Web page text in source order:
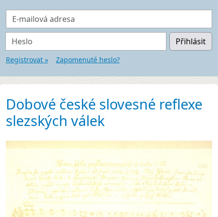
E-mailová adresa
Heslo Přihlásit
Registrovat » Zapomenuté heslo?
Dobové české slovesné reflexe
slezských válek